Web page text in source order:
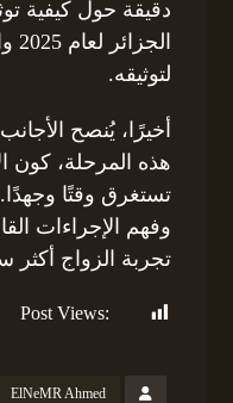
دقيقة حول كيفية
لتوثيقه.
أخيرًا، يُنصح
هذه المرحلة، كون
تستغرق وقتًا
وفهم الإجراءات
تجربة الزواج
Post Views:
ElNeMR Ahmed